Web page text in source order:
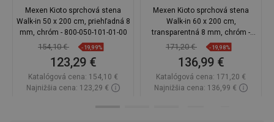
Mexen Kioto sprchová stena
Walk-in 50 x 200 cm, priehľadná 8
mm, chróm - 800-050-101-01-00
154,10 € -19,99%
123,29 €
Katalógová cena: 154,10 €
Najnižšia cena: 123,29 €
Mexen Kioto sprchová stena
Walk-in 60 x 200 cm,
transparentná 8 mm, chróm -
800-060-101-01-00
171,20 € -19,98%
136,99 €
Katalógová cena: 171,20 €
Najnižšia cena: 136,99 €